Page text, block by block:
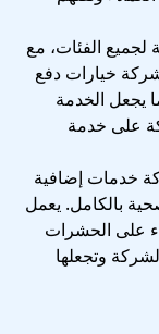
لجميع الفئات، مع
خيارات دفع
يجعل الخدمة
على خدمة
خدمات إضافية
بالكامل. يعمل
على الحشرات
وتجعلها